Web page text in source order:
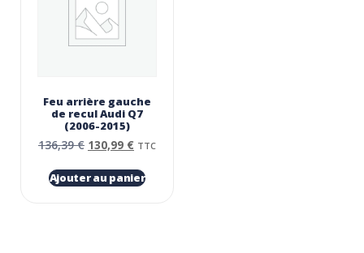
Feu arrière gauche
de recul Audi Q7
(2006-2015)
136,39€ 130,99 € TTC
Ajouter au panier